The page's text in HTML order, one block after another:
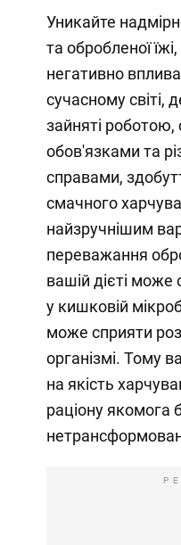
Уникайте
та обробленої
негативно
сучасному
зайняті роботою,
обов'язками та
справами,
смачного
найзручнішим
переважання
вашій дієті
у кишковій
може сприяти
організмі. Тому
на якість
раціону якомога